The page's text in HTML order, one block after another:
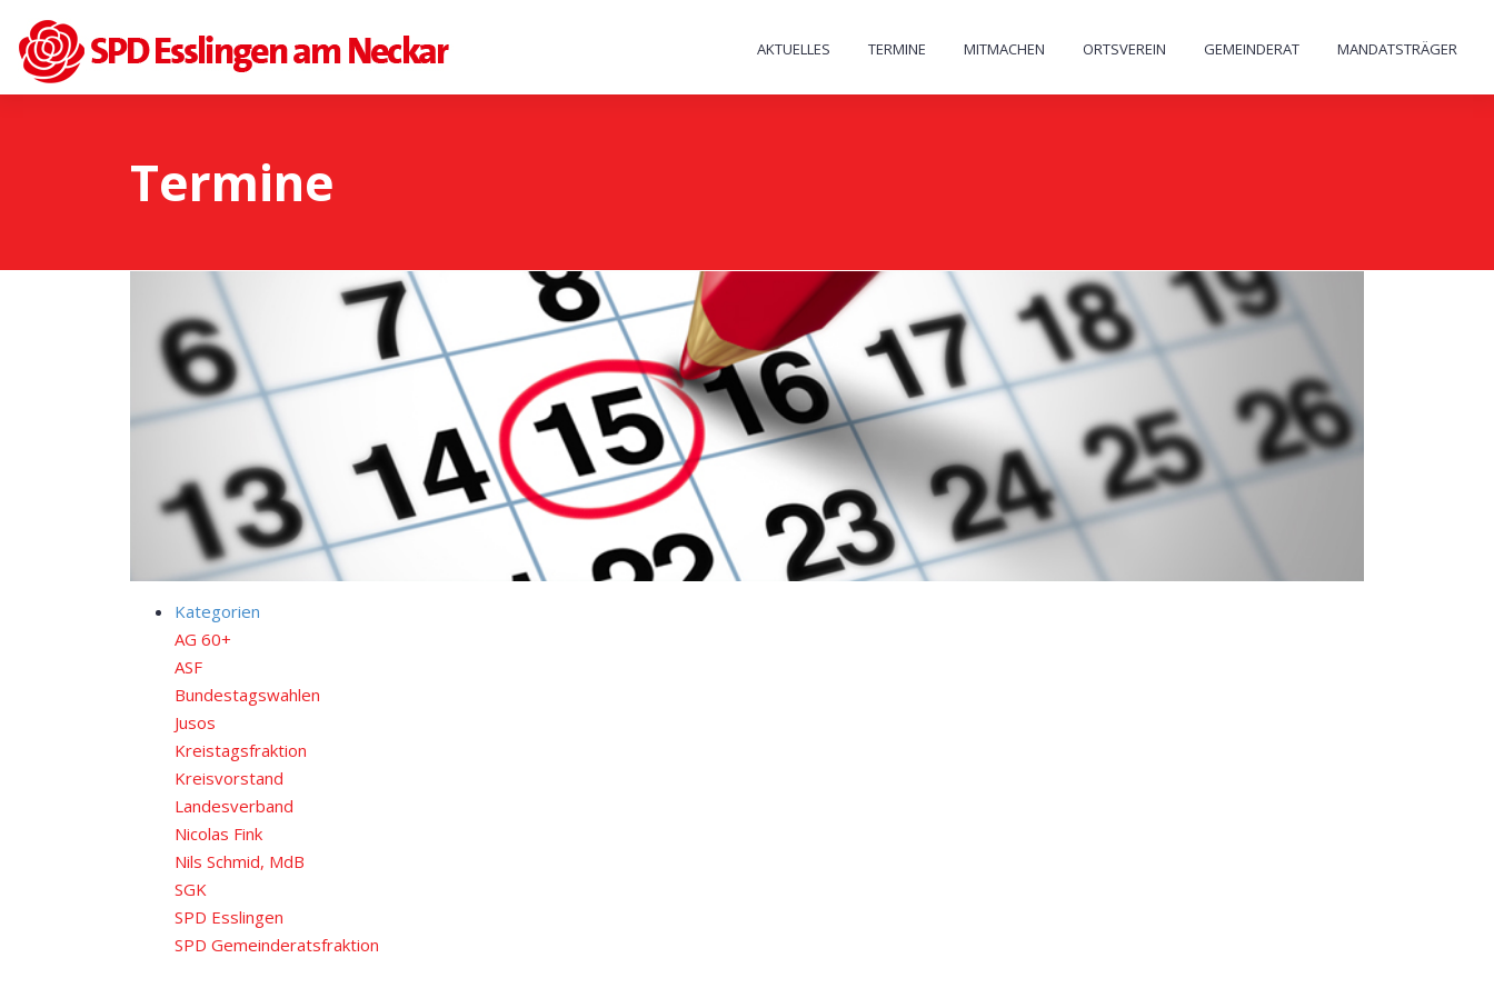
AKTUELLES TERMINE MITMACHEN ORTSVEREIN GEMEINDERAT MANDATSTRÄGER
Termine
Kategorien
AG 60+
ASF
Bundestagswahlen
Jusos
Kreistagsfraktion
Kreisvorstand
Landesverband
Nicolas Fink
Nils Schmid, MdB
SGK
SPD Esslingen
SPD Gemeinderatsfraktion